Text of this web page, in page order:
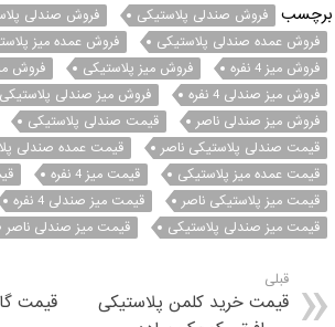
برچسب فروش صندلی پلاستیکی
فروش صندلی
فروش عمده صندلی پلاستیکی
فروش عمده میز
فروش میز 4 نفره
فروش میز پلاستیکی
فروش
فروش میز صندلی 4 نفره
فروش میز صندلی پلاستیکی
فروش میز صندلی ناصر
قیمت صندلی پلاستیکی
قیمت صندلی پلاستیکی ناصر
قیمت عمده صندلی
قیمت عمده میز پلاستیکی
قیمت میز 4 نفره
قیمت میز پلاستیکی ناصر
قیمت میز صندلی 4 نفره
قیمت میز صندلی پلاستیکی
قیمت میز صندلی ناصر
قبلی
قیمت خرید کلمن پلاستیکی